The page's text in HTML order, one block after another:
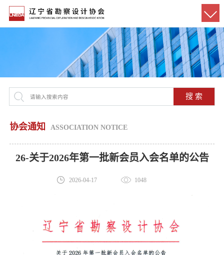
搜 索
协会通知 ASSOCIATION NOTICE
26-关于2026年第一批新会员入会名单的公告
2026-04-17 1048